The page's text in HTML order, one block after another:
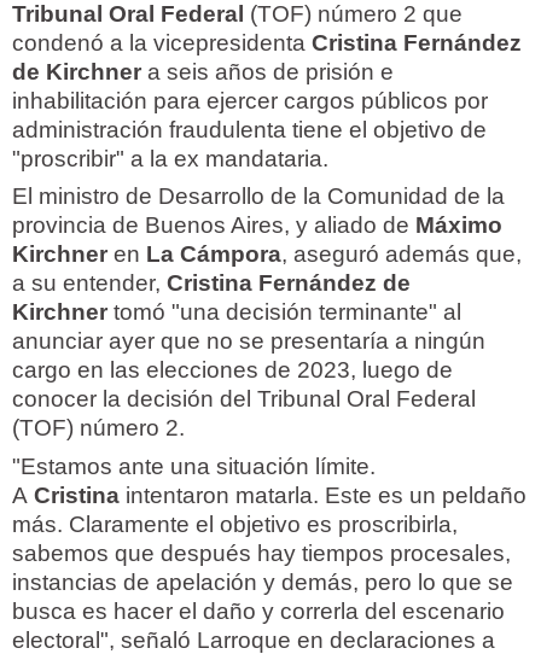
Tribunal Oral Federal (TOF) número 2 que
condenó a la vicepresidenta Cristina Fernández
de Kirchner a seis años de prisión e
inhabilitación para ejercer cargos públicos por
administración fraudulenta tiene el objetivo de
"proscribir" a la ex mandataria.
El ministro de Desarrollo de la Comunidad de la
provincia de Buenos Aires, y aliado de Máximo
Kirchner en La Cámpora, aseguró además que,
a su entender, Cristina Fernández de
Kirchner tomó "una decisión terminante" al
anunciar ayer que no se presentaría a ningún
cargo en las elecciones de 2023, luego de
conocer la decisión del Tribunal Oral Federal
(TOF) número 2.
"Estamos ante una situación límite.
A Cristina intentaron matarla. Este es un peldaño
más. Claramente el objetivo es proscribirla,
sabemos que después hay tiempos procesales,
instancias de apelación y demás, pero lo que se
busca es hacer el daño y correrla del escenario
electoral", señaló Larroque en declaraciones a